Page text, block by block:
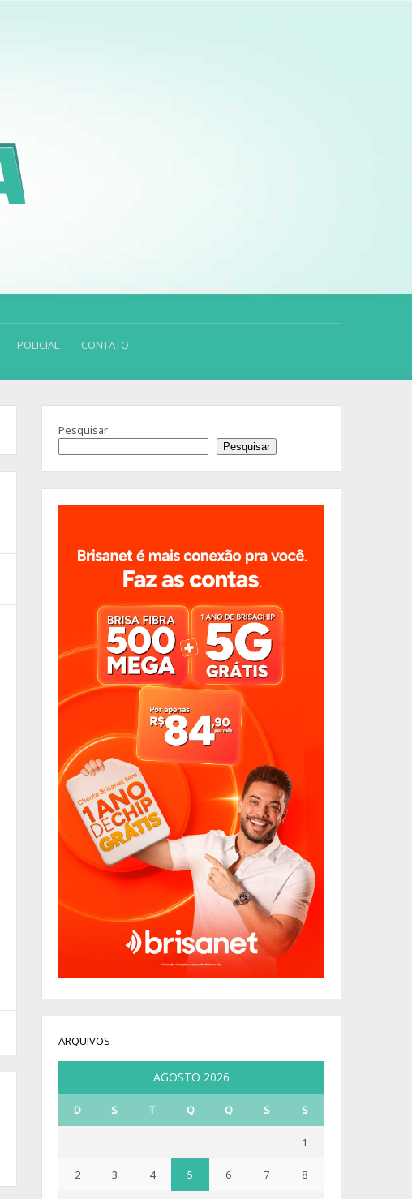
POLICIAL CONTATO
Pesquisar
Pesquisar
ARQUIVOS
AGOSTO 2026
D S T Q Q S S
1
2 3 4 5 6 7 8